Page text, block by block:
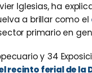
Iglesias, ha
a brillar como el
primario en
y 34
recinto ferial de